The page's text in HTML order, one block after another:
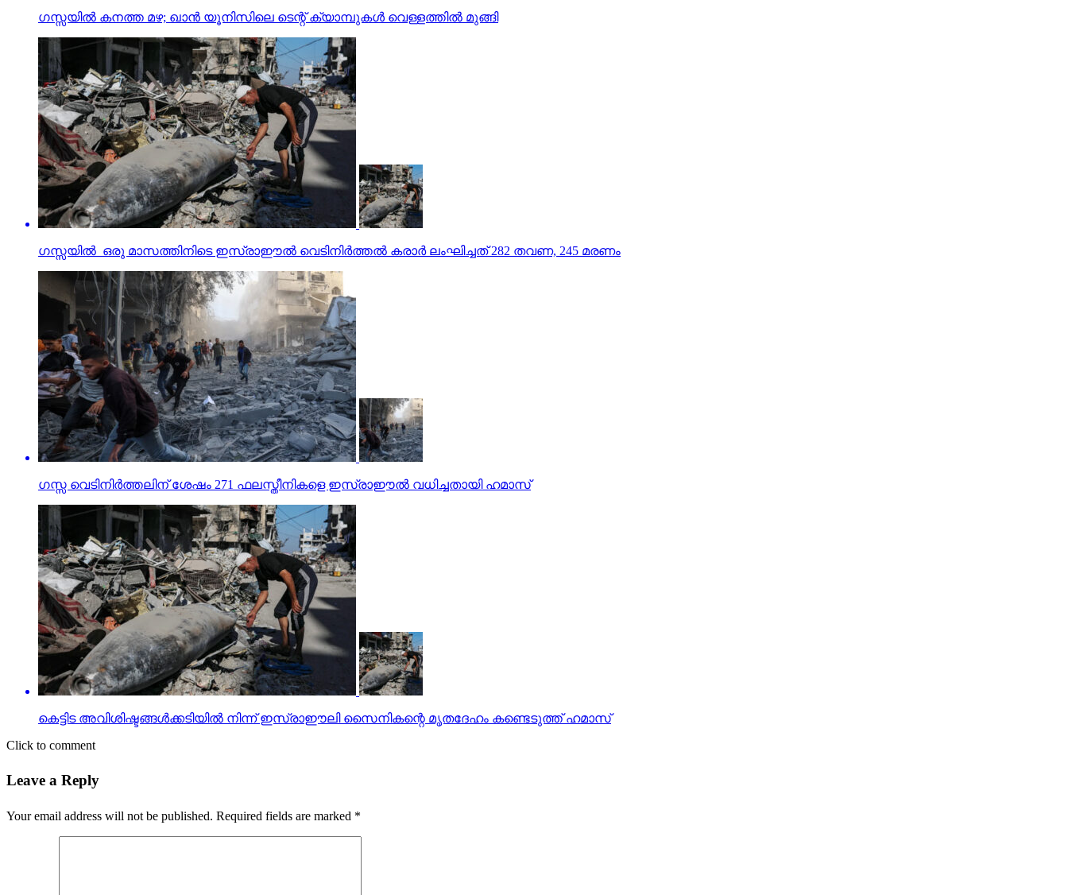
ഗസ്സയില്‍ കനത്ത മഴ; ഖാന്‍ യൂനിസിലെ ടെന്റ് ക്യാമ്പുകള്‍ വെള്ളത്തില്‍ മുങ്ങി
ഗസ്സയില്‍ ഒരു മാസത്തിനിടെ ഇസ്രാഈല്‍ വെടിനിര്‍ത്തല്‍ കരാര്‍ ലംഘിച്ചത് 282 തവണ, 245 മരണം
ഗസ്സ വെടിനിര്‍ത്തലിന് ശേഷം 271 ഫലസ്തീനികളെ ഇസ്രാഈല്‍ വധിച്ചതായി ഹമാസ്
കെട്ടിട അവിശിഷ്ടങ്ങള്‍ക്കടിയില്‍ നിന്ന് ഇസ്രാഈലി സൈനികന്റെ മൃതദേഹം കണ്ടെടുത്ത് ഹമാസ്
Click to comment
Leave a Reply
Your email address will not be published. Required fields are marked *